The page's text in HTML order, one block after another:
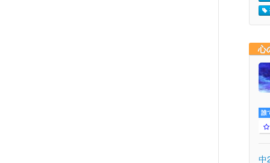
心
誰
中